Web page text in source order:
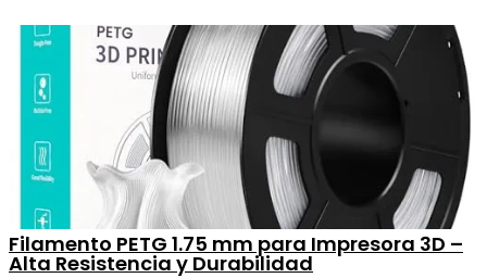
Filamento PETG 1.75 mm para Impresora 3D –
Alta Resistencia y Durabilidad